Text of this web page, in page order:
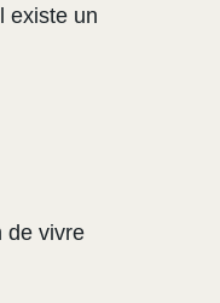
existe un
de vivre